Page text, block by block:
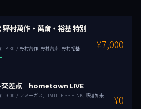
野村萬作・萬斎・裕基 特別
18:30 / 野村萬作, 野村萬斎, 野村裕基 ¥7,000
交差点 hometown LIVE
19:00 / アミーガス, LIMITLESS PINK, 釈迦如来
¥0